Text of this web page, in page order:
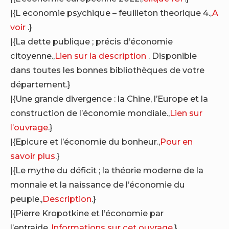
|{L economie psychique – feuilleton theorique 4.,A
voir .}
|{La dette publique ; précis d’économie
citoyenne.,Lien sur la description . Disponible
dans toutes les bonnes bibliothèques de votre
département.}
|{Une grande divergence : la Chine, l’Europe et la
construction de l’économie mondiale.,Lien sur
l’ouvrage.}
|{Epicure et l’économie du bonheur.,Pour en
savoir plus.}
|{Le mythe du déficit ; la théorie moderne de la
monnaie et la naissance de l’économie du
peuple.,Description.}
|{Pierre Kropotkine et l’économie par